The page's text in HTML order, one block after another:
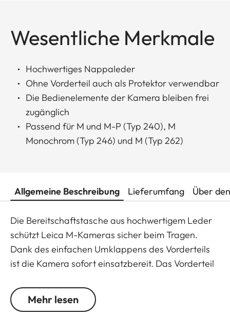
Wesentliche Merkmale
Hochwertiges Nappaleder
Ohne Vorderteil auch als Protektor verwendbar
Die Bedienelemente der Kamera bleiben frei
zugänglich
Passend für M und M-P (Typ 240), M
Monochrom (Typ 246) und M (Typ 262)
Allgemeine Beschreibung Lieferumfang Über
Die Bereitschaftstasche aus hochwertigem Leder
schützt Leica M-Kameras sicher beim Tragen.
Dank des einfachen Umklappens des Vorderteils
ist die Kamera sofort einsatzbereit. Das Vorderteil
entfernen und ist so auch als Protektor
verwendbar. Die Bedienelemente an der
Mehr lesen